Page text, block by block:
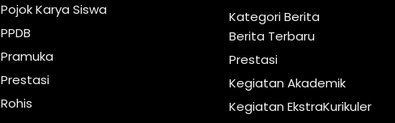
Pojok Karya Siswa
PPDB
Pramuka
Prestasi
Rohis
Kategori Berita
Berita Terbaru
Prestasi
Kegiatan Akademik
Kegiatan EkstraKurikuler